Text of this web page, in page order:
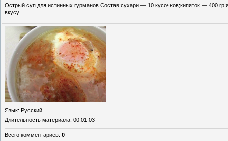
Острый суп для истинных гурманов.Состав:сухари — 10 кусочков;кипяток — 400
вкусу.
Язык: Русский
Длительность материала: 00:01:03
Всего комментариев: 0